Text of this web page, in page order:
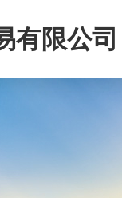
有限公司